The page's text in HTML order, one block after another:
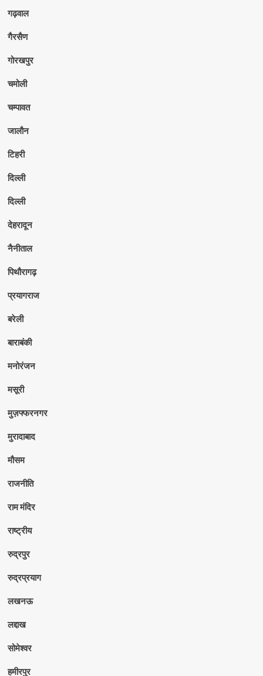
गढ़वाल
गैरसैण
गोरखपुर
चमोली
चम्पावत
जालौन
टिहरी
दिल्ली
दिल्ली
देहरादून
नैनीताल
पिथौरागढ़
प्रयागराज
बरेली
बाराबंकी
मनोरंजन
मसूरी
मुज़फ्फरनगर
मुरादाबाद
मौसम
राजनीति
राम मंदिर
राष्ट्रीय
रुद्रपुर
रुद्रप्रयाग
लखनऊ
लद्दाख
सोमेश्वर
हमीरपुर